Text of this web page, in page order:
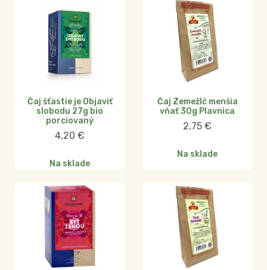
Čaj šťastie je Objaviť
slobodu 27g bio
porciovaný
4,20 €
Na sklade
Čaj Zemežlč menšia
vňať 30g Plavnica
2,75 €
Na sklade